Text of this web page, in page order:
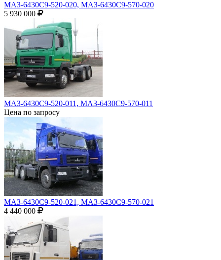
МАЗ-6430С9-520-020, МАЗ-6430С9-570-020
5 930 000
МАЗ-6430С9-520-011, МАЗ-6430С9-570-011
Цена по запросу
МАЗ-6430С9-520-021, МАЗ-6430С9-570-021
4 440 000